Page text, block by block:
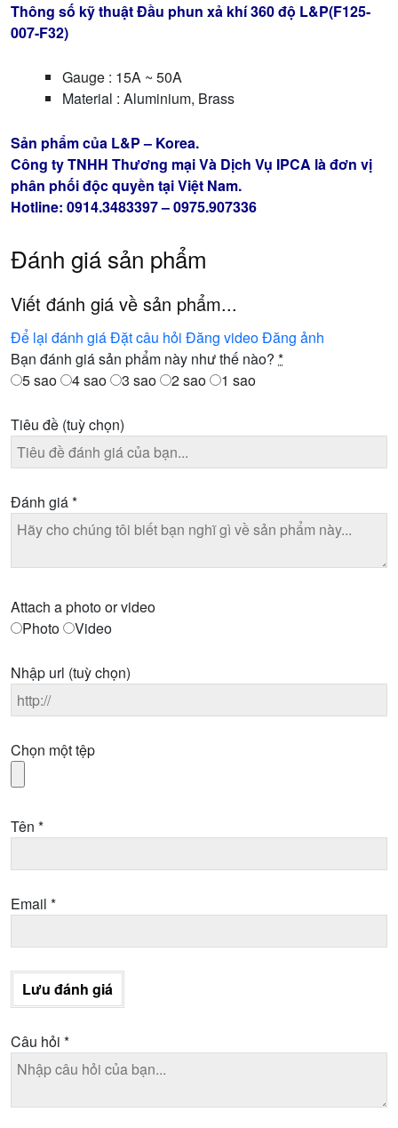
Thông số kỹ thuật Đầu phun xả khí 360 độ L&P(F125-
007-F32)
Gauge : 15A ~ 50A
Material : Aluminium, Brass
Sản phẩm của L&P – Korea.
Công ty TNHH Thương mại Và Dịch Vụ IPCA là đơn vị
phân phối độc quyền tại Việt Nam.
Hotline: 0914.3483397 – 0975.907336
Đánh giá sản phẩm
Viết đánh giá về sản phẩm...
Để lại đánh giáĐặt câu hỏi Đăng videoĐăng ảnh
Bạn đánh giá sản phẩm này như thế nào? *
5 sao
4 sao 3 sao 2 sao 1 sao
Tiêu đề (tuỳ chọn)
Đánh giá*
Attach a photo or video
Photo
Video
Nhập url (tuỳ chọn)
Chọn một tệp
Tên *
Email *
Lưu đánh giá
Câu hỏi *